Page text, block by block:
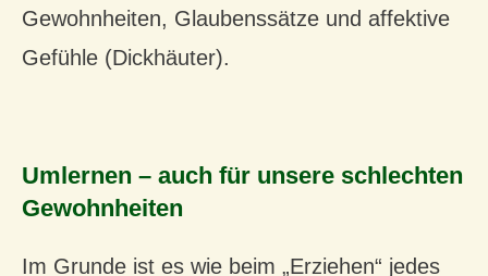
Gewohnheiten, Glaubenssätze und affektive
Gefühle (Dickhäuter).
Umlernen – auch für unsere schlechten
Gewohnheiten
Im Grunde ist es wie beim „Erziehen“ jedes